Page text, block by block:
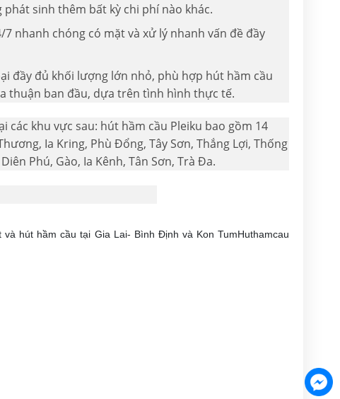
phát sinh thêm bất kỳ chi phí nào khác.
nhanh chóng có mặt và xử lý nhanh vấn đề đầy
đầy đủ khối lượng lớn nhỏ, phù hợp hút hầm cầu
thuận ban đầu, dựa trên tình hình thực tế.
các khu vực sau: hút hầm cầu Pleiku bao gồm 14
Ia Kring, Phù Đổng, Tây Sơn, Thắng Lợi, Thống
Phú, Gào, Ia Kênh, Tân Sơn, Trà Đa.
hút hầm cầu tại Gia Lai- Bình Định và Kon TumHuthamcau